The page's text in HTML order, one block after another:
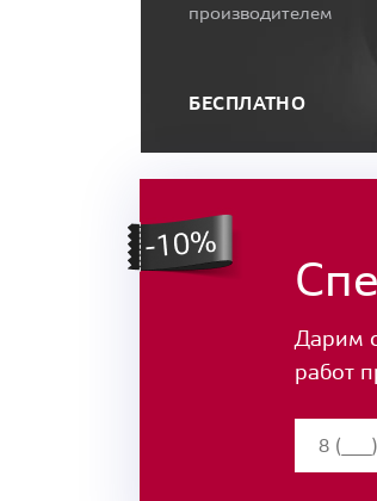
производителем
БЕСПЛАТНО
Дарим
работ